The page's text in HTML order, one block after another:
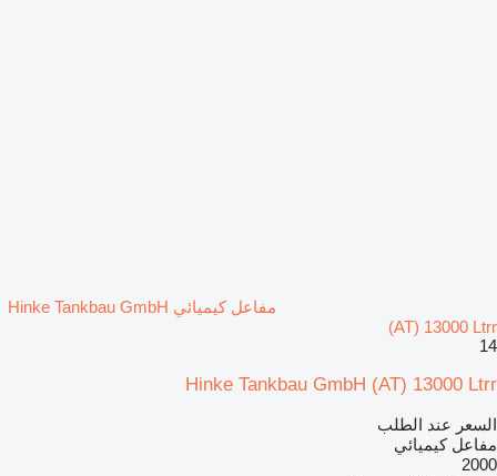
مفاعل كيميائي Hinke Tankbau GmbH
(AT) 13000 Ltrr
14
Hinke Tankbau GmbH (AT) 13000 Ltrr
السعر عند الطلب
مفاعل كيميائي
2000